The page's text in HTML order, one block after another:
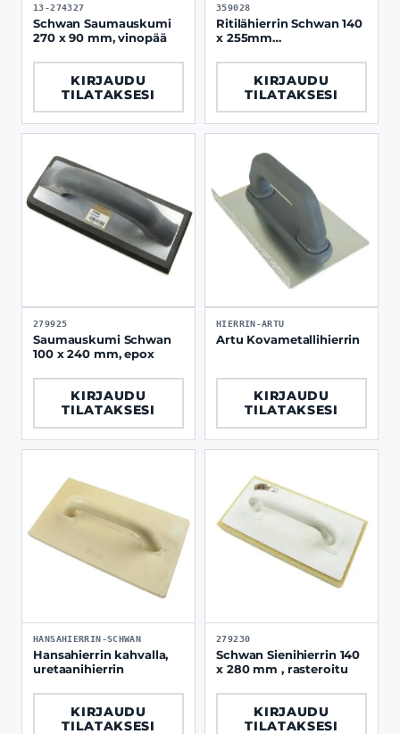
13-274327
Schwan Saumauskumi
270 x 90 mm, vinopää
KIRJAUDU
TILATAKSESI
359028
Ritilähierrin Schwan 140
x 255mm
KIRJAUDU
TILATAKSESI
279925
Saumauskumi Schwan
100 x 240 mm, epox
KIRJAUDU
TILATAKSESI
HIERRIN-ARTU
Artu Kovametallihierrin
KIRJAUDU
TILATAKSESI
HANSAHIERRIN-SCHWAN
Hansahierrin kahvalla,
uretaanihierrin
KIRJAUDU
TILATAKSESI
279230
Schwan Sienihierrin 140
x 280 mm , rasteroitu
KIRJAUDU
TILATAKSESI